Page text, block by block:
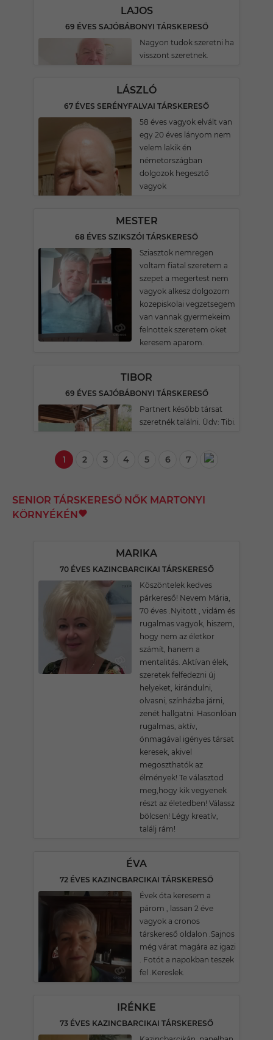
LAJOS
69 ÉVES SAJÓBÁBONYI TÁRSKERESŐ
Nagyon tudok szeretni ha
visszont szeretnek.
LÁSZLÓ
67 ÉVES SERÉNYFALVAI TÁRSKERESŐ
58 éves vagyok elvált van
egy 20 éves lányom nem
velem lakik én
németországban
dolgozok hegesztő
vagyok
MESTER
68 ÉVES SZIKSZÓI TÁRSKERESŐ
Sziasztok nemregen
voltam fiatal szeretem a
szepet a megertest nem
vagyok alkesz dolgozom
kozepiskolai vegzetsegem
van vannak gyermekeim
felnottek szeretem oket
keresem aparom.
TIBOR
69 ÉVES SAJÓBÁBONYI TÁRSKERESŐ
Partnert később társat
szeretnék találni. Üdv: Tibi.
1 2 3 4 5 6 7
SENIOR TÁRSKERESŐ NŐK MARTONYI
KÖRNYÉKÉN
MARIKA
70 ÉVES KAZINCBARCIKAI TÁRSKERESŐ
Köszöntelek kedves
párkereső! Nevem Mária,
70 éves .Nyitott , vidám és
rugalmas vagyok, hiszem,
hogy nem az életkor
számít, hanem a
mentalitás. Aktívan élek,
szeretek felfedezni új
helyeket, kirándulni,
olvasni, színházba járni,
zenét hallgatni. Hasonlóan
rugalmas, aktív,
önmagával igényes társat
keresek, akivel
megoszthatók az
élmények! Te választod
meg,hogy kik vegyenek
részt az életedben! Válassz
bölcsen! Légy kreatív,
találj rám!
ÉVA
72 ÉVES KAZINCBARCIKAI TÁRSKERESŐ
Évek óta keresem a
párom , lassan 2 éve
vagyok a cronos
társkereső oldalon .Sajnos
még várat magára az igazi
. Fotót a napokban teszek
fel .Kereslek.
IRÉNKE
73 ÉVES KAZINCBARCIKAI TÁRSKERESŐ